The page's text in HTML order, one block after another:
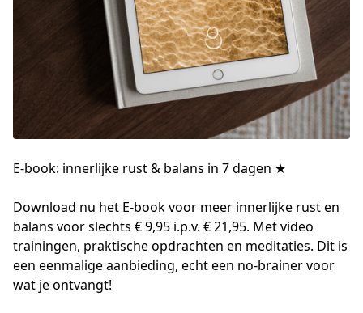
E-book: innerlijke rust & balans in 7 dagen ★
Download nu het E-book voor meer innerlijke rust en
balans voor slechts € 9,95 i.p.v. € 21,95. Met video
trainingen, praktische opdrachten en meditaties. Dit is
een eenmalige aanbieding, echt een no-brainer voor
wat je ontvangt!